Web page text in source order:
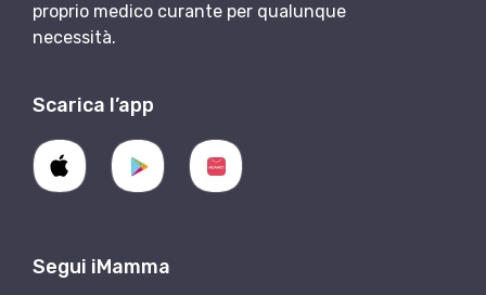
proprio medico curante per qualunque
necessità.
Scarica l’app
Segui iMamma